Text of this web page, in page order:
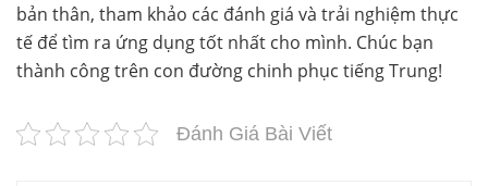
bản thân, tham khảo các đánh giá và trải nghiệm thực
tế để tìm ra ứng dụng tốt nhất cho mình. Chúc bạn
thành công trên con đường chinh phục tiếng Trung!
Đánh Giá Bài Viết